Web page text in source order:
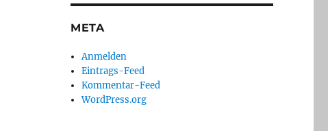
META
Anmelden
Eintrags-Feed
Kommentar-Feed
WordPress.org